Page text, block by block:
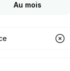
Au mois